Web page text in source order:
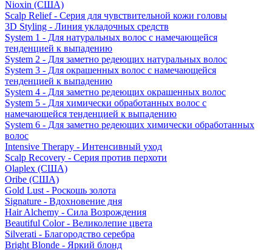
Nioxin (США)
Scalp Relief - Серия для чувствительной кожи головы
3D Styling - Линия укладочных средств
System 1 - Для натуральных волос с намечающейся
тенденцией к выпадению
System 2 - Для заметно редеющих натуральных волос
System 3 - Для окрашенных волос с намечающейся
тенденцией к выпадению
System 4 - Для заметно редеющих окрашенных волос
System 5 - Для химически обработанных волос с
намечающейся тенденцией к выпадению
System 6 - Для заметно редеющих химически обработанных
волос
Intensive Therapy - Интенсивный уход
Scalp Recovery - Серия против перхоти
Olaplex (США)
Oribe (США)
Gold Lust - Роскошь золота
Signature - Вдохновение дня
Hair Alchemy - Сила Возрождения
Beautiful Color - Великолепие цвета
Silverati - Благородство серебра
Bright Blonde - Яркий блонд